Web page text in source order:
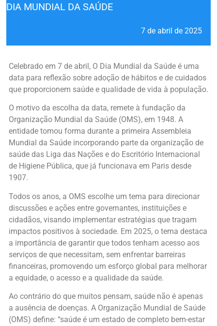
DIA MUNDIAL DA SAÚDE
7 de abril de 2025
Celebrado em 7 de abril, O Dia Mundial da Saúde é uma
data para reflexão sobre adoção de hábitos e de cuidados
que proporcionem saúde e qualidade de vida à população.
O motivo da escolha da data, remete à fundação da
Organização Mundial da Saúde (OMS), em 1948. A
entidade tomou forma durante a primeira Assembleia
Mundial da Saúde incorporando parte da organização de
saúde das Liga das Nações e do Escritório Internacional
de Higiene Pública, que já funcionava em Paris desde
1907.
Todos os anos, a OMS escolhe um tema para direcionar
discussões e ações entre governantes, instituições e
cidadãos, visando implementar estratégias que tragam
impactos positivos à sociedade. Em 2025, o tema destaca
a importância de garantir que todos tenham acesso aos
serviços de que necessitam, sem enfrentar barreiras
financeiras, promovendo um esforço global para melhorar
a equidade, o acesso e a qualidade da saúde.
Ao contrário do que muitos pensam, saúde não é apenas
a ausência de doenças. A Organização Mundial de Saúde
(OMS) define: “saúde é um estado de completo bem-estar